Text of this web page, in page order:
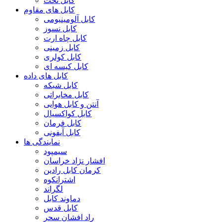
کابل های مقاوم
کابل آلومینیومی
کابل نسوز
کابل چاه ارت
کابل زمینی
کابل کولری
کابل کیسه ای
کابل های داده
کابل شبکه
کابل مخابراتی
آنتن و کابل هوایی
کابل کواکسیال
کابل فرمان
کابل آیفونی
نمایندگی ها
سیمپود
افشار نژاد خراسان
کرمان کابل رادین
اشترانکوه
لگراند
دماوند کابل
کابل قدس
راد افشان سحر